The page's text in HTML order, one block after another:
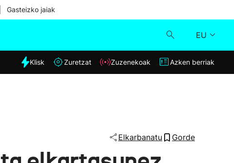
Gasteizko jaiak
EU
Klisk
Klisk Zuretzat Zuzenekoak Azken berriak
Elkarbanatu Gorde